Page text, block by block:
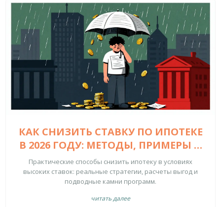
КАК СНИЗИТЬ СТАВКУ ПО ИПОТЕКЕ
В 2026 ГОДУ: МЕТОДЫ, ПРИМЕРЫ И
ПОДВОДНЫЕ КАМНИ
Практические способы снизить ипотеку в условиях
высоких ставок: реальные стратегии, расчеты выгод и
подводные камни программ.
читать далее